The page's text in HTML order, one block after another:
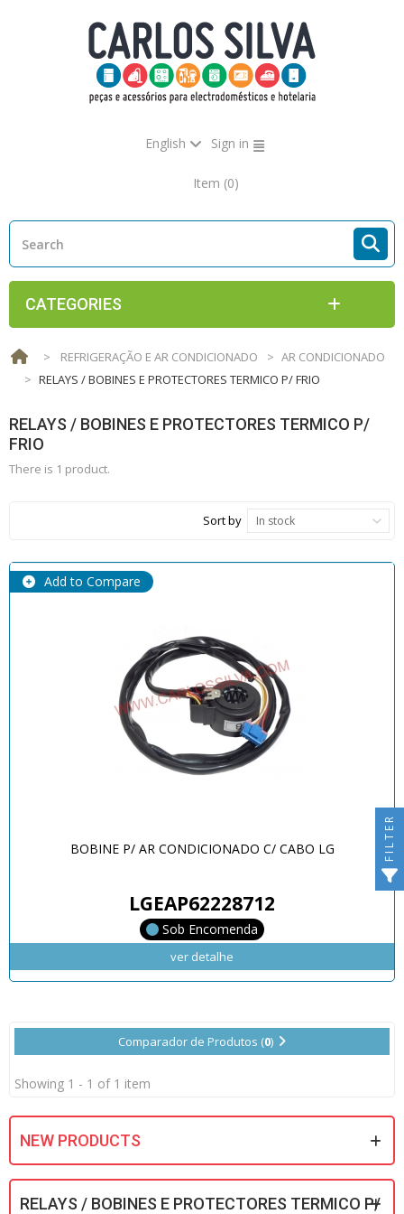
English Sign in
Item (0)
CATEGORIES
> REFRIGERAÇÃO E AR CONDICIONADO > AR CONDICIONADO
> RELAYS / BOBINES E PROTECTORES TERMICO P/ FRIO
RELAYS / BOBINES E PROTECTORES TERMICO P/
FRIO
There is 1 product.
Sort by In stock
Add to Compare
BOBINE P/ AR CONDICIONADO C/ CABO LG
LGEAP62228712
Sob Encomenda
ver detalhe
Comparador de Produtos (0)
Showing 1 - 1 of 1 item
NEW PRODUCTS
RELAYS / BOBINES E PROTECTORES TERMICO P/
FILTER